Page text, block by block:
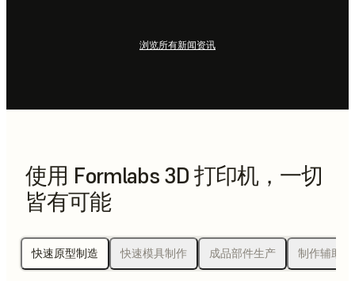
浏览所有新闻资讯
使用 Formlabs 3D 打印机，一切
皆有可能
快速原型制造 快速模具制作 成品部件生产 制作辅助